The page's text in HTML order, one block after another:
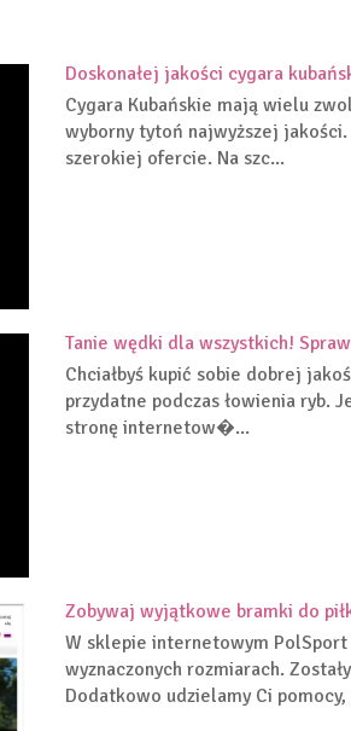
Doskonałej jakości cygara
Cygara Kubańskie mają wielu
wyborny tytoń najwyższej
szerokiej ofercie. Na szc...
Tanie wędki dla wszystkich!
Chciałbyś kupić sobie dobrej
przydatne podczas łowienia ryb.
stronę internetow�...
Zobywaj wyjątkowe bramki do
W sklepie internetowym
wyznaczonych rozmiarach.
Dodatkowo udzielamy Ci